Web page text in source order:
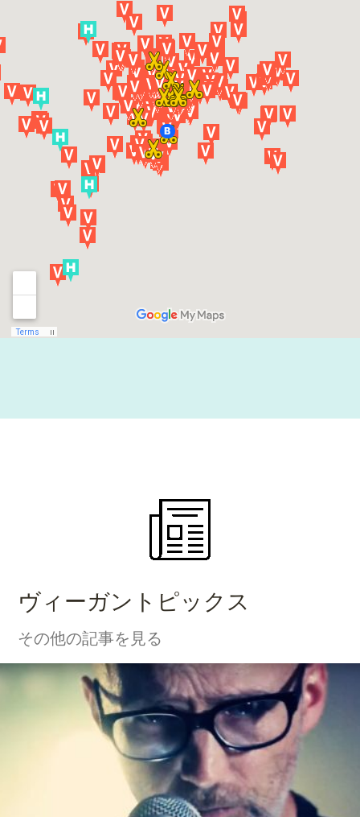
ヴィーガントピックス
その他の記事を見る